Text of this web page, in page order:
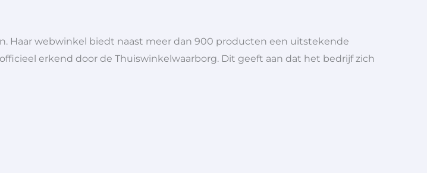
Haar webwinkel biedt naast meer dan 900 producten een uitstekende
erkend door de Thuiswinkelwaarborg. Dit geeft aan dat het bedrijf zich